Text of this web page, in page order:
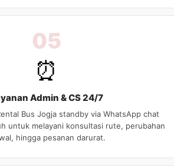
05
⏰
Admin & CS 24/7
Bus Jogja standby via WhatsApp chat
untuk melayani konsultasi rute, perubahan
hingga pesanan darurat.